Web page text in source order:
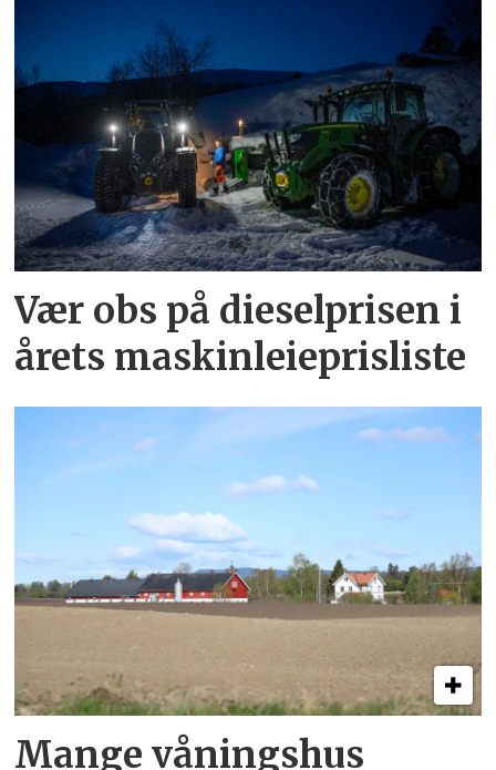
Vær obs på dieselprisen i
årets maskinleieprisliste
Mange våningshus